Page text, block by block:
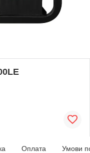
Оплата Умови